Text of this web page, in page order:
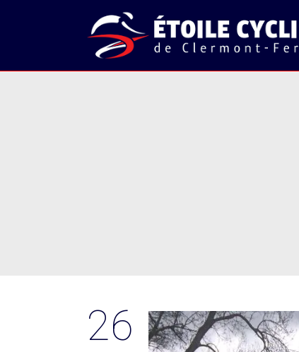
26